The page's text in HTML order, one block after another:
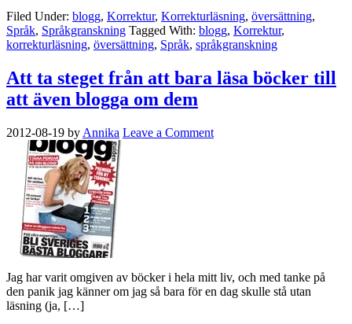
Filed Under: blogg, Korrektur, Korrekturläsning, översättning,
Språk, Språkgranskning Tagged With: blogg, Korrektur,
korrekturläsning, översättning, Språk, språkgranskning
Att ta steget från att bara läsa böcker till
att även blogga om dem
2012-08-19 by Annika Leave a Comment
Jag har varit omgiven av böcker i hela mitt liv, och med tanke på
den panik jag känner om jag så bara för en dag skulle stå utan
läsning (ja, […]